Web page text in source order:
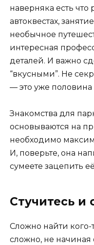
наверняка есть что
автоквестах,
необычное
интересная
деталей. И важно
“вкусными”. Не
— это уже половина
Знакомства для
основываются на
необходимо
И, поверьте, она
сумеете зацепить
Стучитесь и
Сложно найти кого-
сложно, не